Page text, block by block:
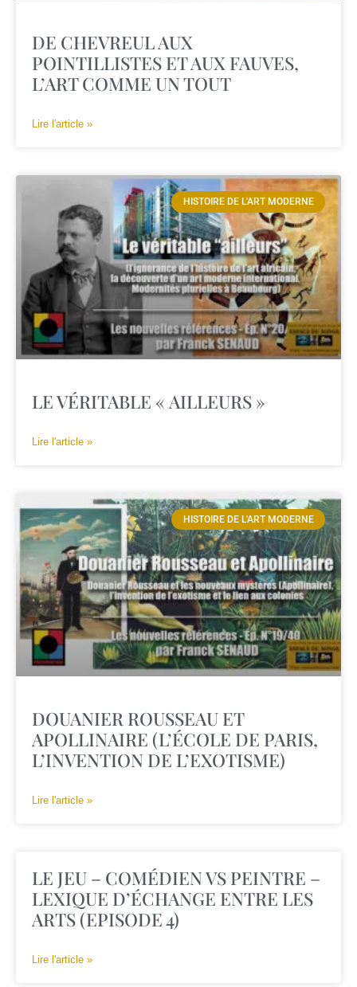
DE CHEVREUL AUX
POINTILLISTES ET AUX FAUVES,
L’ART COMME UN TOUT
Lire l'article »
HISTOIRE DE L'ART MODERNE
LE VÉRITABLE « AILLEURS »
Lire l'article »
HISTOIRE DE L'ART MODERNE
DOUANIER ROUSSEAU ET
APOLLINAIRE (L’ÉCOLE DE PARIS,
L’INVENTION DE L’EXOTISME)
Lire l'article »
LE JEU – COMÉDIEN VS PEINTRE –
LEXIQUE D’ÉCHANGE ENTRE LES
ARTS (EPISODE 4)
Lire l'article »